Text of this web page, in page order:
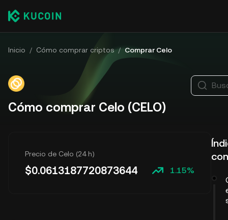
Inicio / Cómo comprar criptos / Comprar Celo
Cómo comprar Celo (CELO)
Precio de Celo (24 h)
$0.0613187720873644 1.15%